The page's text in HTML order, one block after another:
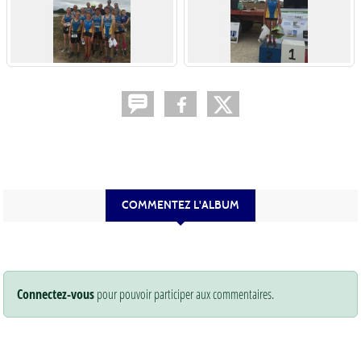
COMMENTEZ L'ALBUM
Connectez-vouspour pouvoir participer aux commentaires.